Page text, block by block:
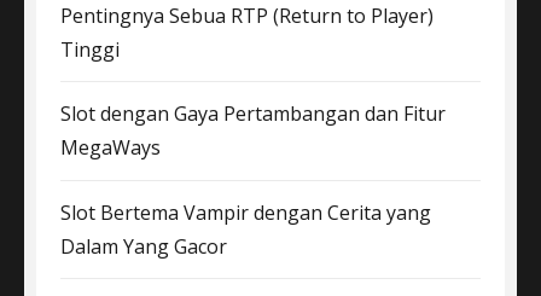
Pentingnya Sebua RTP (Return to Player)
Tinggi
Slot dengan Gaya Pertambangan dan Fitur
MegaWays
Slot Bertema Vampir dengan Cerita yang
Dalam Yang Gacor